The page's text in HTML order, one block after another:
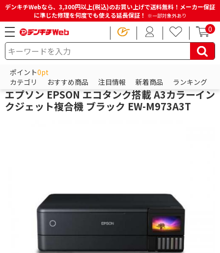
デンキチWebなら、3,300円以上(税込)のお買い上げで送料無料！メーカー保証
に準じた修理を何度でも使える延長保証！ ※一部対象外あり
0
ポイント0pt
カテゴリ
おすすめ商品 注目情報 新着商品 ランキング
HOME 商品一覧ページ パソコン・周辺機器・PCソフト
エプソン
エプソン EPSON エコタンク搭載 A3カラーイン
クジェット複合機 ブラック EW-M973A3T